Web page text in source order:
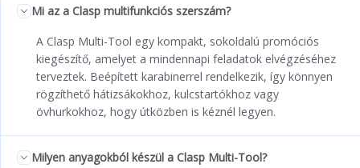
Mi az a Clasp multifunkciós szerszám?
A Clasp Multi-Tool egy kompakt, sokoldalú promóciós
kiegészítő, amelyet a mindennapi feladatok elvégzéséhez
terveztek. Beépített karabinerrel rendelkezik, így könnyen
rögzíthető hátizsákokhoz, kulcstartókhoz vagy
övhurkokhoz, hogy útközben is kéznél legyen.
Milyen anyagokból készül a Clasp Multi-Tool?